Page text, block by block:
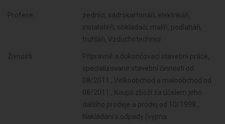
Profese:
zedníci, sádrokartonáři, elektrikáři,
instalatéři, obkladači, malíři, podlaháři,
truhláři, Vzduchotechnici
Živnosti:
Přípravné a dokončovací stavební práce,
specializované stavební činnosti od
08/2011 , Velkoobchod a maloobchod od
08/2011 , Koupě zboží za účelem jeho
dalšího prodeje a prodej od 10/1998 ,
Nakládání s odpady (vyjma